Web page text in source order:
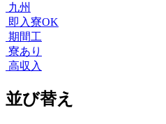
九州
即入寮OK
期間工
寮あり
高収入
並び替え